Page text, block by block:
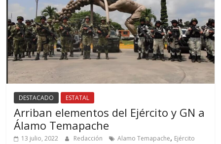
DESTACADO ESTATAL
Arriban elementos del Ejército y GN a
Álamo Temapache
13 julio, 2022 Redacción Alamo Temapache, Ejército